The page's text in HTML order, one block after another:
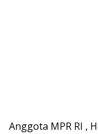
Anggota MPR RI ,